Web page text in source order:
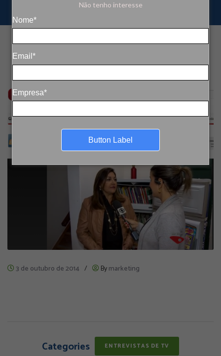
Não tenho interesse
Nome*
Email*
Empresa*
Button Label
3 de outubro de 2014 / Bymarketing
Categories ENTREVISTAS DE TV